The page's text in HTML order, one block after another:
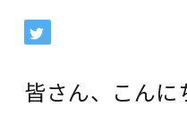
皆さん、こんに